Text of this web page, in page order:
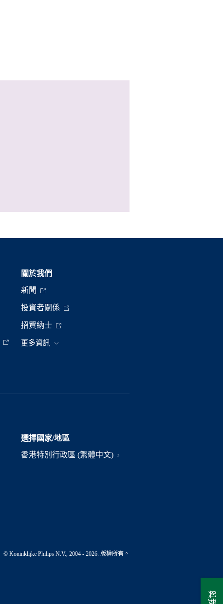
關於我們
新聞
投資者關係
招賢納士
更多資訊
選擇國家/地區
香港特別行政區 (繁體中文)
© Koninklijke Philips N.V., 2004 - 2026. 版權所有。